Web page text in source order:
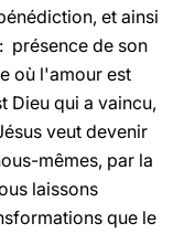
et ainsi
présence de son
où l'amour est
Dieu qui a vaincu,
veut devenir
mêmes, par la
laissons
que le